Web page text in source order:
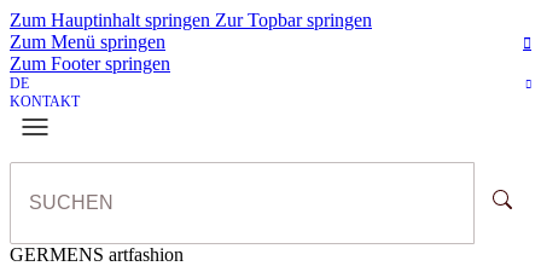
Zum Hauptinhalt springen Zur Topbar springen
Zum Menü springen
Zum Footer springen
DE
KONTAKT
GERMENS artfashion